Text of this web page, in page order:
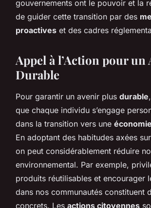
gouvernements ont le pouvoir et la
de guider cette transition par des
proactives et des cadres
Appel à l’Action pour un
Durable
Pour garantir un avenir plus durable
que chaque individu s’engage
dans la transition vers une
En adoptant des habitudes axées
on peut considérablement réduire
environnemental. Par exemple,
produits réutilisables et encourager
dans nos communautés constituent
concrets. Les actions citoyennes